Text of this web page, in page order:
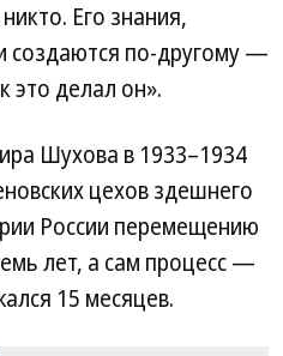
Его знания,
создаются по-другому —
это делал он».
Шухова в 1933–1934
цехов здешнего
России перемещению
лет, а сам процесс —
15 месяцев.